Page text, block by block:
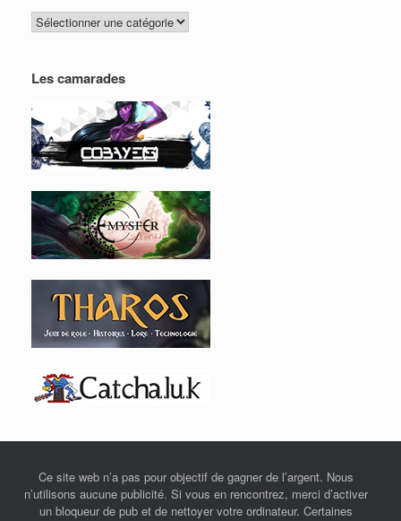
Catégories
Les camarades
Ce site web n’a pas pour objectif de gagner de l’argent. Nous
n’utilisons aucune publicité. Si vous en rencontrez, merci d’activer
un bloqueur de pub et de nettoyer votre ordinateur. Certaines